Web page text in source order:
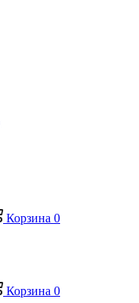
Корзина 0
Корзина 0